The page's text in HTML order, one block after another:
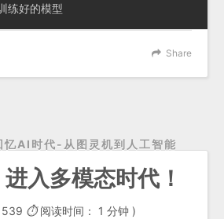
练好的模型
Share
忆AI时代-从图灵机到人工智能
入多模态时代！
539 ⏱ 阅读时间： 1 分钟 )